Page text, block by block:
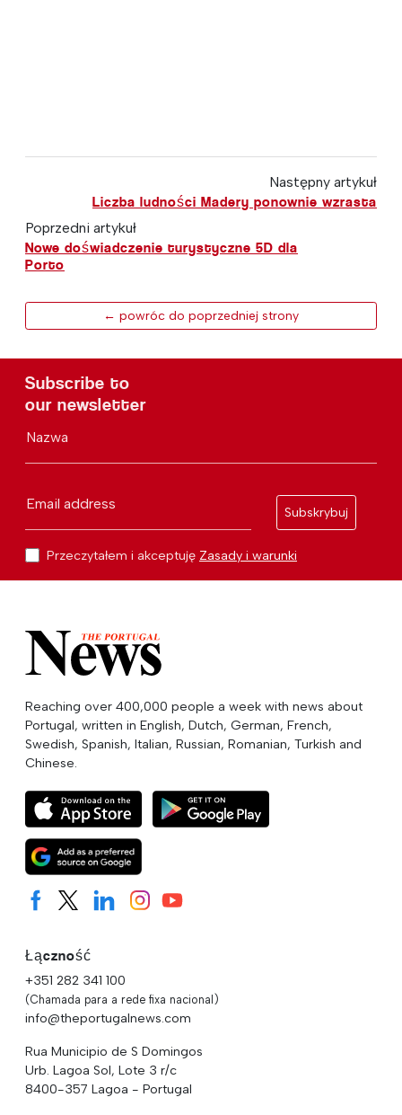
Następny artykuł
Liczba ludności Madery ponownie wzrasta
Poprzedni artykuł
Nowe doświadczenie turystyczne 5D dla
Porto
← powróc do poprzedniej strony
Subscribe to
our newsletter
Nazwa
Email address
Subskrybuj
Przeczytałem i akceptuję Zasady i warunki
Reaching over 400,000 people a week with news about
Portugal, written in English, Dutch, German, French,
Swedish, Spanish, Italian, Russian, Romanian, Turkish and
Chinese.
Łączność
+351 282 341 100
(Chamada para a rede fixa nacional)
info@theportugalnews.com
Rua Municipio de S Domingos
Urb. Lagoa Sol, Lote 3 r/c
8400-357 Lagoa - Portugal